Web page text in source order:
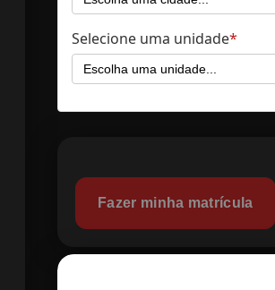
Selecione uma unidade
Fazer minha matrícula